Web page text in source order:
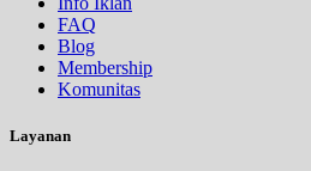
FAQ
Blog
Membership
Komunitas
Layanan